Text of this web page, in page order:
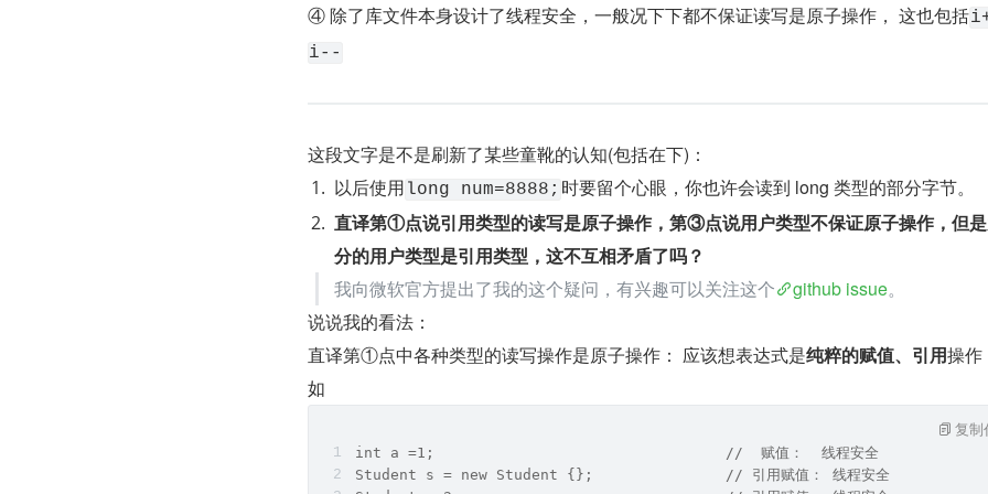
④ 除了库文件本身设计了线程安全，一般况下下都不保证读写是原子操作， 这也包括
i--
这段文字是不是刷新了某些童靴的认知(包括在下)：
以后使用 long num=8888; 时要留个心眼，你也许会读到 long 类型的部分字节。
直译第①点说引用类型的读写是原子操作，第③点说用户类型不保证原子操作，但
分的用户类型是引用类型，这不互相矛盾了吗？
我向微软官方提出了我的这个疑问，有兴趣可以关注这个
github issue。
说说我的看法：
直译第①点中各种类型的读写操作是原子操作： 应该想表达式是纯粹的赋值、引用操作
如
int a =1;   				  //  赋值：  线程安全
Student s = new Student {}; 	          // 引用赋值： 线程安全
复制